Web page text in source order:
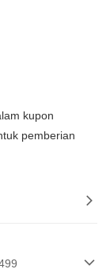
kupon
pemberian